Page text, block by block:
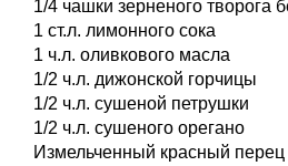
1/4 чашки зерненого творога
1 ст.л. лимонного сока
1 ч.л. оливкового масла
1/2 ч.л. дижонской горчицы
1/2 ч.л. сушеной петрушки
1/2 ч.л. сушеного орегано
Измельченный красный